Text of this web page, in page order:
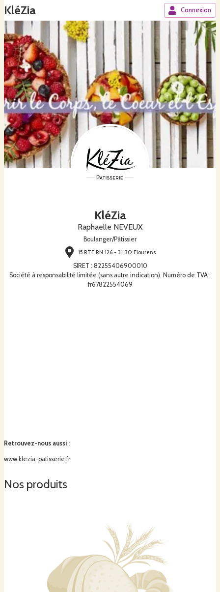
KléZia Connexion
KléZia
Raphaelle NEVEUX
Boulanger/Pâtissier
15 RTE RN 126 - 31130 Flourens
SIRET : 82255406900010
Société à responsabilité limitée (sans autre indication). Numéro de TVA :
fr67822554069
Retrouvez-nous aussi :
www.klezia-patisserie.fr
Nos produits